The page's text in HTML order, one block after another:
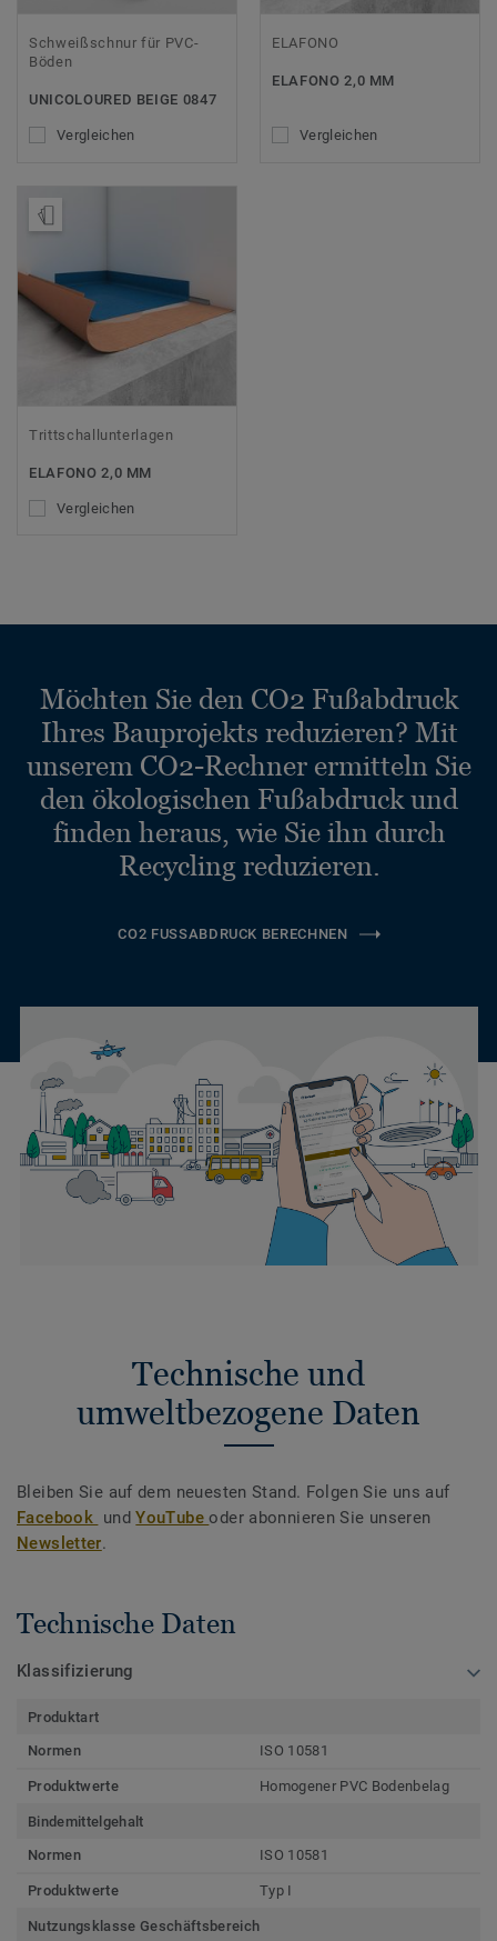
Schweißschnur für PVC-
Böden
UNICOLOURED BEIGE 0847
Vergleichen
ELAFONO
ELAFONO 2,0 MM
Vergleichen
Trittschallunterlagen
ELAFONO 2,0 MM
Vergleichen
Möchten Sie den CO2 Fußabdruck
Ihres Bauprojekts reduzieren? Mit
unserem CO2-Rechner ermitteln Sie
den ökologischen Fußabdruck und
finden heraus, wie Sie ihn durch
Recycling reduzieren.
CO2 FUSSABDRUCK BERECHNEN
Technische und
umweltbezogene Daten
Bleiben Sie auf dem neuesten Stand. Folgen Sie uns auf
Facebook undYouTubeoder abonnieren Sie unseren
Newsletter.
Technische Daten
Klassifizierung
Produktart
Normen
ISO 10581
Produktwerte Homogener PVC Bodenbelag
Bindemittelgehalt
Normen
ISO 10581
Produktwerte Typ I
Nutzungsklasse Geschäftsbereich